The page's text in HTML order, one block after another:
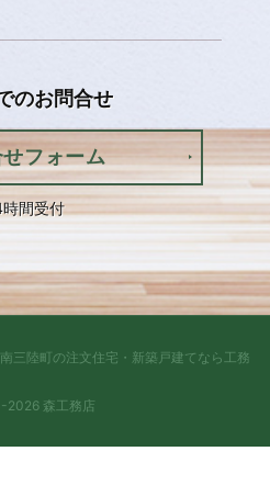
のお問合せ
フォーム
間受付
森工務店
三陸町の注文住宅・新築戸建てなら工務